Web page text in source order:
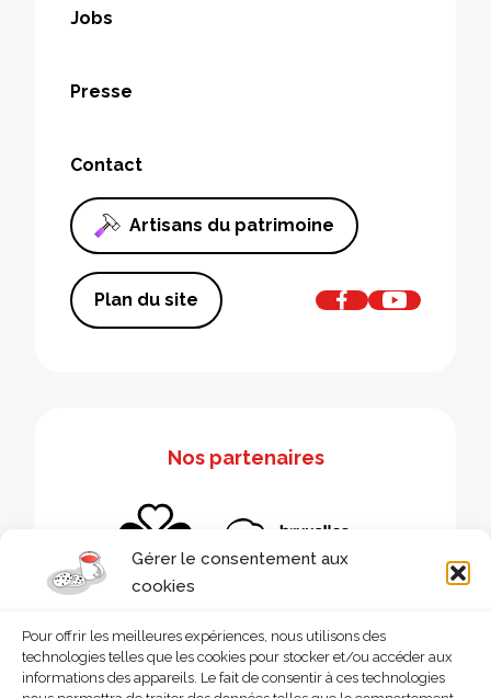
Gérer le consentement aux
cookies
Pour offrir les meilleures expériences, nous utilisons des
technologies telles que les cookies pour stocker et/ou accéder aux
informations des appareils. Le fait de consentir à ces technologies
Jobs
Presse
Contact
Artisans du patrimoine
Plan du site
Nos partenaires